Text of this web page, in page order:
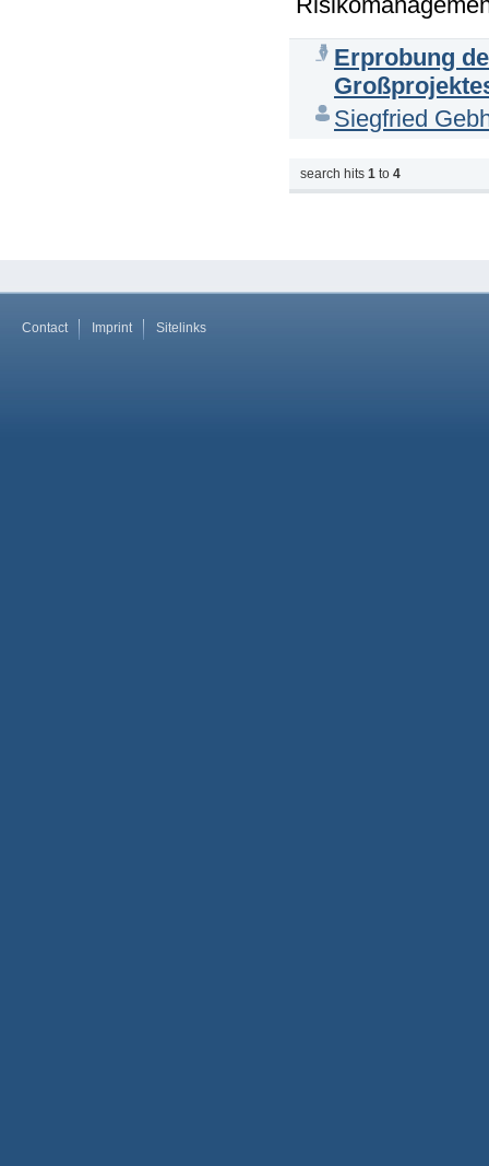
Erprobung
Siegfried
search hits 1 to 4
Contact Imprint Sitelinks